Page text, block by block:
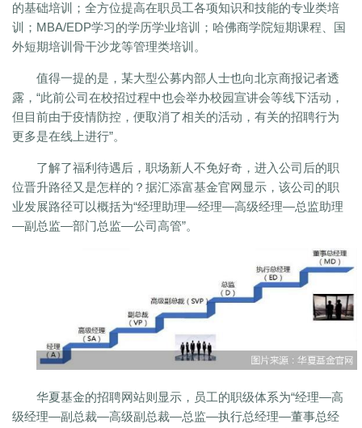
的基础培训；全方位提高在职员工各项知识和技能的专业类培
训；MBA/EDP学习的学历学业培训；哈佛商学院短期课程、国
外短期培训骨干沙龙等管理类培训。
值得一提的是，某大型公募内部人士也向北京商报记者透
露，“此前公司在校招过程中也会举办校园宣讲会等线下活动，
但目前由于疫情防控，便取消了相关的活动，有关的招聘行为
更多是在线上进行”。
了解了福利待遇后，职场新人不免好奇，进入公司后的职
位晋升路径又是怎样的？据汇添富基金官网显示，该公司的职
业发展路径可以概括为“经理助理—经理—高级经理—总监助理
—副总监—部门总监—公司高管”。
华夏基金的招聘网站则显示，员工的职级体系为“经理—高
级经理—副总裁—高级副总裁—总监—执行总经理—董事总经